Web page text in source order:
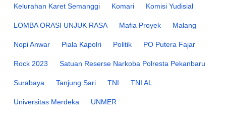
Kelurahan Karet Semanggi Komari Komisi Yudisial
LOMBA ORASI UNJUK RASA Mafia Proyek Malang
Nopi Anwar Piala Kapolri Politik PO Putera Fajar
Rock 2023 Satuan Reserse Narkoba Polresta Pekanbaru
Surabaya Tanjung Sari TNI TNI AL
Universitas Merdeka UNMER